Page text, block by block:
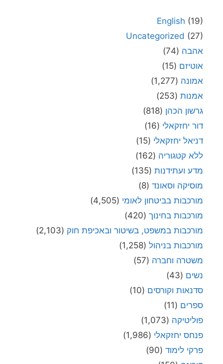
English (19)
Uncategorized (27)
אהבה (74)
אוטיזם (15)
אמונה (1,277)
אמנות (253)
גרשון הכהן (818)
דור יחזקאלי (16)
דניאל יחזקאלי (15)
ללא קטגוריה (162)
מדע ועתידנות (135)
מוסיקה וסאונד (8)
מורכבות בביטחון לאומי (4,505)
מורכבות בחינוך (420)
מורכבות במשפט, בשיטור ובאכיפת חוק (2,103)
מורכבות בניהול (1,258)
משטרה וחברה (57)
נשים (43)
סדנאות וקורסים (10)
ספרים (11)
פוליטיקה (1,073)
פנחס יחזקאלי (1,986)
פרקי לימוד (90)